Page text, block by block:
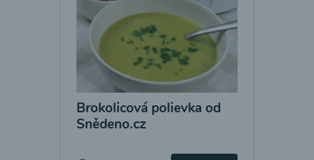
Brokolicová polievka od
Snědeno.cz